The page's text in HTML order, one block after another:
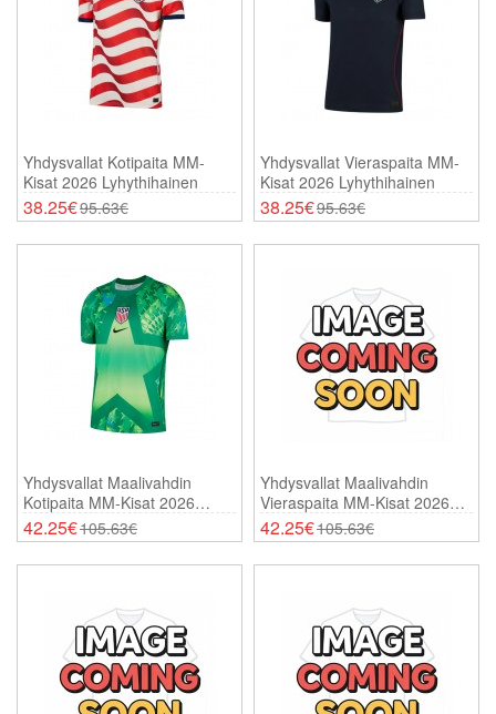
Yhdysvallat Kotipaita MM-
Kisat 2026 Lyhythihainen
38.25€95.63€
Yhdysvallat Vieraspaita MM-
Kisat 2026 Lyhythihainen
38.25€95.63€
Yhdysvallat Maalivahdin
Kotipaita MM-Kisat 2026
Lyhythihainen
42.25€105.63€
Yhdysvallat Maalivahdin
Vieraspaita MM-Kisat 2026
Lyhythihainen
42.25€105.63€